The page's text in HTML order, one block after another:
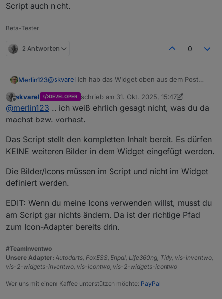
Script auch nicht.
Beta-Tester
2 Antworten 0
Merlin123@skvarel Ich hab das Widget oben aus dem Post
Ich denke, das ist irgendwas mit den Pfaden.
Wenn ich in einem Image-Widget das Bild auswähle
sieht das so aus:
Wenn ich euer Widget nehme (also neu in die View
ziehe), dann Inhaltstyp Bild auswähle, dann über die
Auswahl das Icon auswähle sieht es so aus:
Das wird also da auch nicht dargestellt.
Vermutlich aus dem gleichen Grund klappt es mit
Offline
skvarel DEVELOPER schrieb am 31. Okt. 2025, 15:47
zuletzt editiert von skvarel
@merlin123 .. ich weiß ehrlich gesagt nicht, was du da
machst bzw. vorhast.
Das Script stellt den kompletten Inhalt bereit. Es dürfen
KEINE weiteren Bilder in dem Widget eingefügt werden.
Die Bilder/Icons müssen im Script und nicht im Widget
definiert werden.
EDIT: Wenn du meine Icons verwenden willst, musst du
am Script gar nichts ändern. Da ist der richtige Pfad
zum Icon-Adapter bereits drin.
#TeamInventwo
Unsere Adapter: Autodarts, FoxESS, Enpal, Life360ng, Tidy, vis-inventwo,
vis-2-widgets-inventwo, vis-icontwo, vis-2-widgets-icontwo
Wer uns mit einem Kaffee unterstützen möchte: PayPal